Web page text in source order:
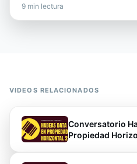
9 min lectura
VIDEOS RELACIONADOS
Conversatorio
Propiedad